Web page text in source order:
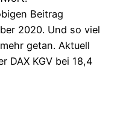
Beitrag
2020. Und so viel
getan. Aktuell
DAX KGV bei 18,4